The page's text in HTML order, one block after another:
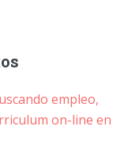
empleo,
on-line en